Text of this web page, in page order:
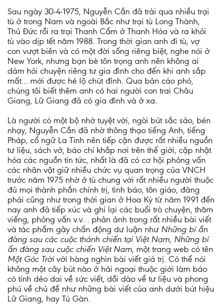
Sau ngày 30-4-1975, Nguyễn Cần đã trải qua nhiều trại
tù ở trong Nam và ngoài Bắc như trại tù Long Thành,
Thủ Đức rồi ra trại Thanh Cẩm ở Thanh Hóa và ra khỏi
tù vào dịp tết năm 1988. Trong thời gian anh đi tù, vợ
con vượt biên và có một đời sống riêng biệt, nghe nói ở
New York, nhưng bạn bè tôn trọng anh nên không ai
dám hỏi chuyện riêng tư gia đình cho đến khi anh sắp
mất… mới được hé lộ chút đỉnh. Qua bản cáo phó,
chúng tôi biết thêm anh có hai người con trai Châu
Giang, Lữ Giang đã có gia đình và ở xa.
Là người có một bộ nhớ tuyệt vời, ngòi bút sắc sảo, bén
nhạy, Nguyễn Cần đã nhờ thông thạo tiếng Anh, tiếng
Pháp, cổ ngữ La Tinh nên tiếp cận được rất nhiều nguồn
tư liệu, sách vở, báo chí khắp nơi trên thế giới, cập nhật
hóa các nguồn tin tức, nhất là đã có cơ hội phỏng vấn
các nhân vật giữ nhiều chức vụ quan trọng của VNCH
trước năm 1975 nhờ ở tù chung với rất nhiều người thuộc
đủ mọi thành phần chính trị, tình báo, tôn giáo, đảng
phái cũng như trong thời gian ở Hoa Kỳ từ năm 1991 đến
nay anh đã tiếp xúc và ghi lại các buổi trò chuyện, thăm
viếng, phỏng vấn v.v… phản ảnh trong rất nhiều bài viết
và tác phẩm gây chấn động dư luận như Những bí ẩn
đàng sau các cuộc thánh chiến tại Việt Nam, Những bí
ẩn đàng sau cuộc chiến Việt Nam, một trang web có tên
Một Góc Trời với hàng nghìn bài viết giá trị. Có thể nói
không một cây bút nào ở hải ngoại thuộc giới làm báo
có tính dẻo dai về sức viết, dồi dào về tư liệu và phong
phú về chủ đề như những bài viết của anh dưới bút hiệu
Lữ Giang, hay Tú Gàn.